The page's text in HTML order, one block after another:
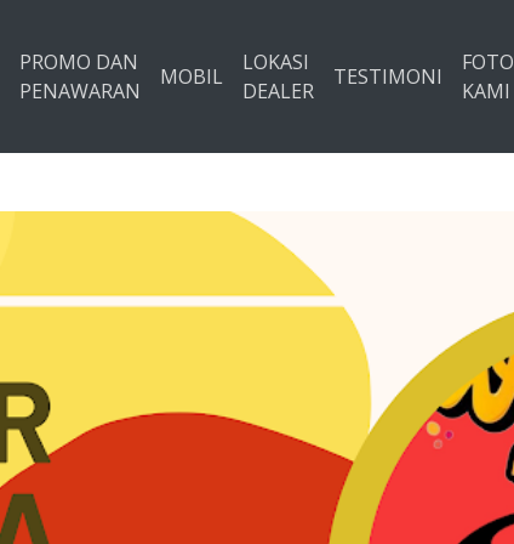
PROMO DAN
PENAWARAN
MOBIL
LOKASI
DEALER
TESTIMONI
FOTO
KAMI